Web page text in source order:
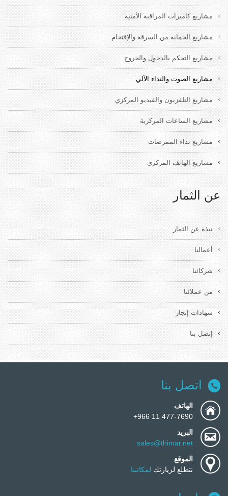
مشاريع كاميرات المراقبة الأمنية
مشاريع الحماية من السرقة والإقتحام
مشاريع التحكم بالدخول والخروج
مشاريع الصوت والنداء الآلي
مشاريع التلفزيون والفيديو المركزي
مشاريع الساعات المركزية
مشاريع نداء الممرضات
مشاريع الهاتف المركزي
عن الثمار
نبذة عن الثمار
أعمالنا
شركائنا
من عملائنا
شهادات إنجاز
إتصل بنا
اتصل بنا
الهاتف
477-7690 11 966+
البريد
sales@thimar.net
الموقع
نتطلع لزيارتك لمكاتبنا